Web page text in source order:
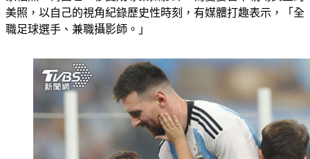
美照，以自己的視角紀錄歷史性時刻，有媒體打趣表示，「全
職足球選手、兼職攝影師。」